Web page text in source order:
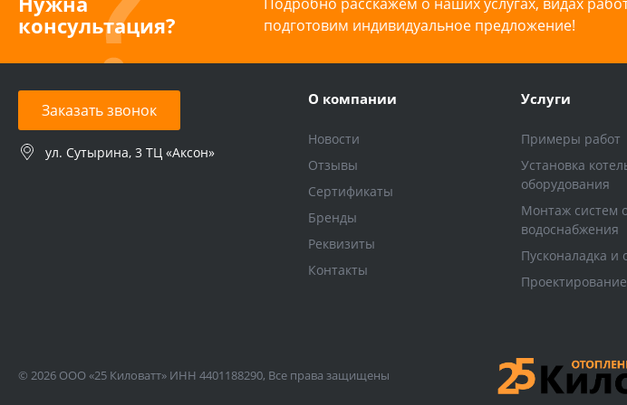
консультация?
подготовим индивидуальное предложение!
Заказать звонок
ул. Сутырина, 3 ТЦ «Аксон»
О компании
Новости
Отзывы
Сертификаты
Бренды
Реквизиты
Контакты
Услуги
Примеры работ
Установка
оборудования
Монтаж систем
водоснабжения
Пусконаладка и
Проектирование
© 2026 ООО «25 Киловатт» ИНН 4401188290, Все права защищены